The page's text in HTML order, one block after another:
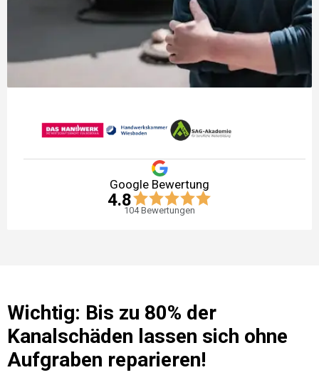
Google Bewertung
4.8
104Bewertungen
Wichtig: Bis zu 80% der
Kanalschäden lassen sich ohne
Aufgraben reparieren!